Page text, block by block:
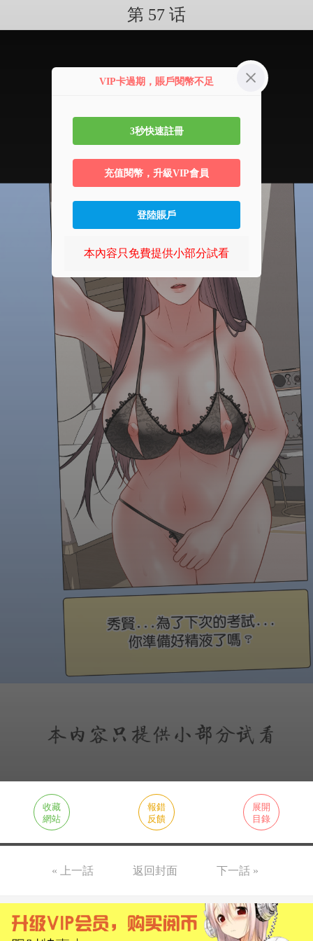
第 57 话
收藏
網站
報錯
反饋
展開
目錄
« 上一話 返回封面 下一話 »
VIP卡過期，賬戶閱幣不足
3秒快速註冊
充值閱幣，升級VIP會員
登陸賬戶
本內容只免費提供小部分試看